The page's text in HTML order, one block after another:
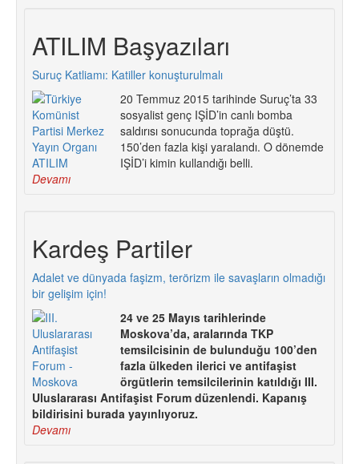
ATILIM Başyazıları
Suruç Katliamı: Katiller konuşturulmalı
20 Temmuz 2015 tarihinde Suruç’ta 33
sosyalist genç IŞİD’in canlı bomba
saldırısı sonucunda toprağa düştü.
150’den fazla kişi yaralandı. O dönemde
IŞİD’i kimin kullandığı belli.
Devamı
Kardeş Partiler
Adalet ve dünyada faşizm, terörizm ile savaşların olmadığı
bir gelişim için!
24 ve 25 Mayıs tarihlerinde
Moskova’da, aralarında TKP
temsilcisinin de bulunduğu 100’den
fazla ülkeden ilerici ve antifaşist
örgütlerin temsilcilerinin katıldığı III.
Uluslararası Antifaşist Forum düzenlendi. Kapanış
bildirisini burada yayınlıyoruz.
Devamı